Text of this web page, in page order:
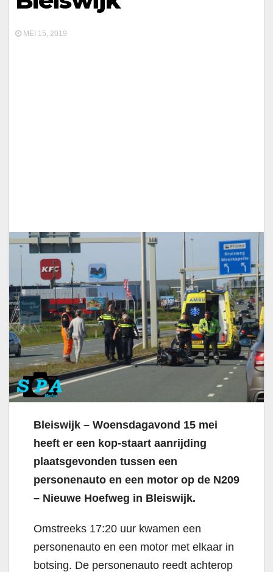
MEI 15, 2019
Bleiswijk – Woensdagavond 15 mei
heeft er een kop-staart aanrijding
plaatsgevonden tussen een
personenauto en een motor op de N209
– Nieuwe Hoefweg in Bleiswijk.
Omstreeks 17:20 uur kwamen een
personenauto en een motor met elkaar in
botsing. De personenauto reedt achterop